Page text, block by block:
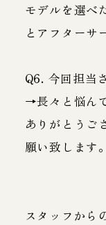
モデルを選べ
とアフターサ
Q6. 今回担当
→長々と悩ん
ありがとうご
願い致します。
スタッフから